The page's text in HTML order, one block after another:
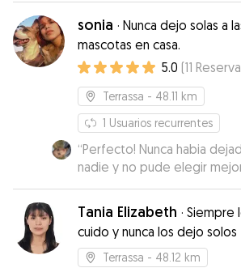
sonia · Nunca dejo solas a
mascotas en casa.
5.0 (11
Terrassa - 48.11 km
1 Usuarios recurrentes
“Perfecto! Nunca habia
nadie y no pude elegir
atenta, segura y
Sonia!
Tania Elizabeth · Siempre
cuido y nunca los dejo solos
Terrassa - 48.12 km